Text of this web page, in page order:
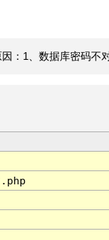
：1、数据库密码不